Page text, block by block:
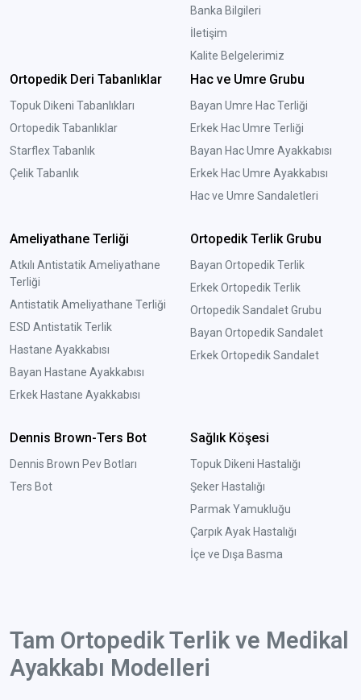
Banka Bilgileri
İletişim
Kalite Belgelerimiz
Ortopedik Deri Tabanlıklar
Topuk Dikeni Tabanlıkları
Ortopedik Tabanlıklar
Starflex Tabanlık
Çelik Tabanlık
Hac ve Umre Grubu
Bayan Umre Hac Terliği
Erkek Hac Umre Terliği
Bayan Hac Umre Ayakkabısı
Erkek Hac Umre Ayakkabısı
Hac ve Umre Sandaletleri
Ameliyathane Terliği
Atkılı Antistatik Ameliyathane
Terliği
Antistatik Ameliyathane Terliği
ESD Antistatik Terlik
Hastane Ayakkabısı
Bayan Hastane Ayakkabısı
Erkek Hastane Ayakkabısı
Ortopedik Terlik Grubu
Bayan Ortopedik Terlik
Erkek Ortopedik Terlik
Ortopedik Sandalet Grubu
Bayan Ortopedik Sandalet
Erkek Ortopedik Sandalet
Dennis Brown-Ters Bot
Dennis Brown Pev Botları
Ters Bot
Sağlık Köşesi
Topuk Dikeni Hastalığı
Şeker Hastalığı
Parmak Yamukluğu
Çarpık Ayak Hastalığı
İçe ve Dışa Basma
Tam Ortopedik Terlik ve Medikal
Ayakkabı Modelleri